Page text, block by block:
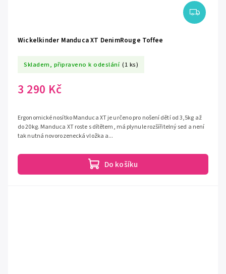
Wickelkinder Manduca XT DenimRouge Toffee
Skladem, připraveno k odeslání (1 ks)
3 290 Kč
Do košíku
Ergonomické nosítko Manduca XT je určeno pro nošení dětí od 3,5kg až
do 20kg. Manduca XT roste s dítětem, má plynule rozšířitelný sed a není
tak nutná novorozenecká vložka a...